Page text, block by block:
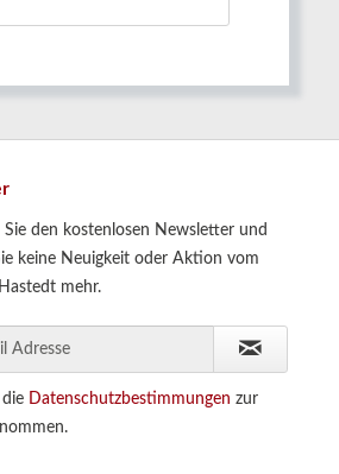
den kostenlosen Newsletter und
keine Neuigkeit oder Aktion vom
mehr.
die Datenschutzbestimmungen zur